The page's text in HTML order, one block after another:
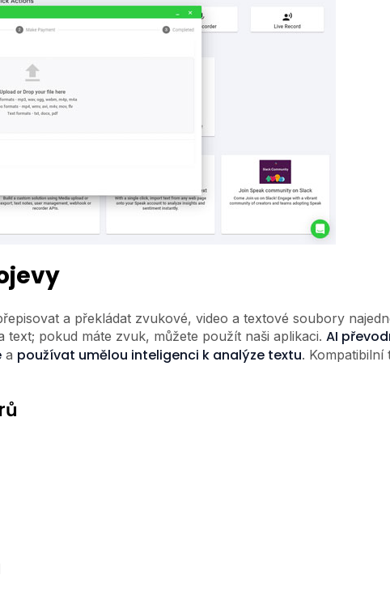
a překládat zvukové, video a textové soubory
text; pokud máte zvuk, můžete použít naši aplikaci. AI
a používat umělou inteligenci k analýze textu.